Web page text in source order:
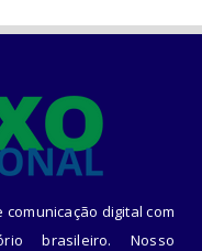
comunicação digital com
brasileiro. Nosso